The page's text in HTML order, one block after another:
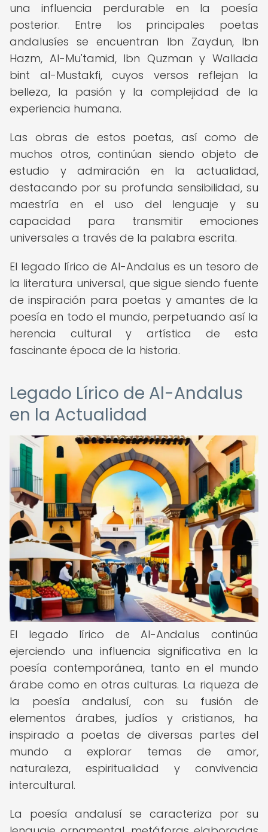
una influencia perdurable en la poesía
posterior. Entre los principales poetas
andalusíes se encuentran Ibn Zaydun, Ibn
Hazm, Al-Mu'tamid, Ibn Quzman y Wallada
bint al-Mustakfi, cuyos versos reflejan la
belleza, la pasión y la complejidad de la
experiencia humana.
Las obras de estos poetas, así como de
muchos otros, continúan siendo objeto de
estudio y admiración en la actualidad,
destacando por su profunda sensibilidad, su
maestría en el uso del lenguaje y su
capacidad para transmitir emociones
universales a través de la palabra escrita.
El legado lírico de Al-Andalus es un tesoro de
la literatura universal, que sigue siendo fuente
de inspiración para poetas y amantes de la
poesía en todo el mundo, perpetuando así la
herencia cultural y artística de esta
fascinante época de la historia.
Legado Lírico de Al-Andalus
en la Actualidad
El legado lírico de Al-Andalus continúa
ejerciendo una influencia significativa en la
poesía contemporánea, tanto en el mundo
árabe como en otras culturas. La riqueza de
la poesía andalusí, con su fusión de
elementos árabes, judíos y cristianos, ha
inspirado a poetas de diversas partes del
mundo a explorar temas de amor,
naturaleza, espiritualidad y convivencia
intercultural.
La poesía andalusí se caracteriza por su